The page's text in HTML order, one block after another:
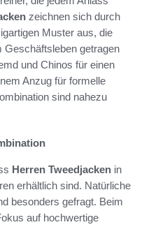
zeichnen sich durch
Muster aus, die
Geschäftsleben getragen
und Chinos für einen
Anzug für formelle
sind nahezu
Herren Tweedjacken in
erhältlich sind. Natürliche
besonders gefragt. Beim
auf hochwertige